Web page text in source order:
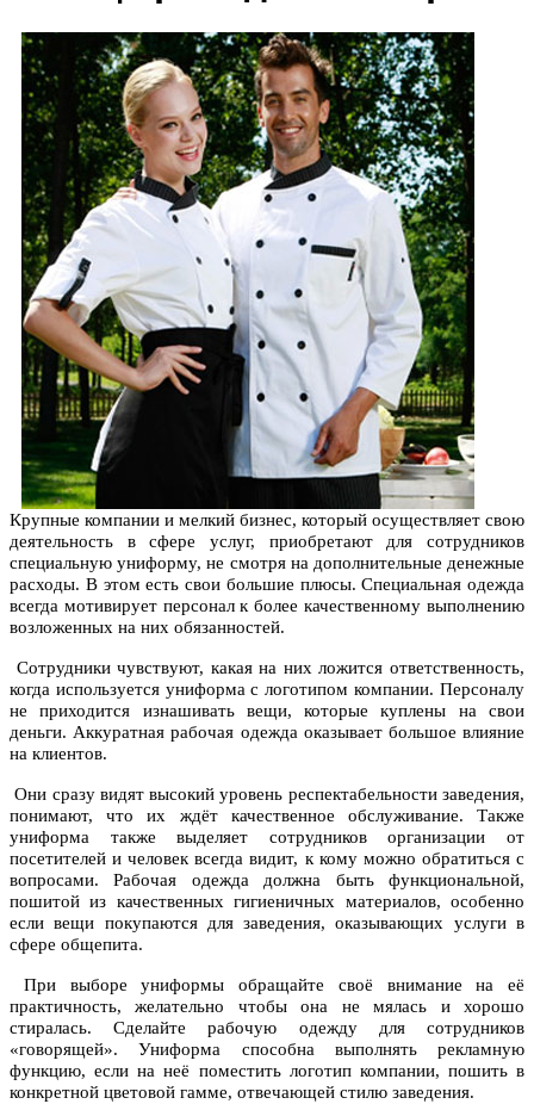
Крупные компании и мелкий бизнес, который осуществляет свою
деятельность в сфере услуг, приобретают для сотрудников
специальную униформу, не смотря на дополнительные денежные
расходы. В этом есть свои большие плюсы. Специальная одежда
всегда мотивирует персонал к более качественному выполнению
возложенных на них обязанностей.
Сотрудники чувствуют, какая на них ложится ответственность,
когда используется униформа с логотипом компании. Персоналу
не приходится изнашивать вещи, которые куплены на свои
деньги. Аккуратная рабочая одежда оказывает большое влияние
на клиентов.
Они сразу видят высокий уровень респектабельности заведения,
понимают, что их ждёт качественное обслуживание. Также
униформа также выделяет сотрудников организации от
посетителей и человек всегда видит, к кому можно обратиться с
вопросами. Рабочая одежда должна быть функциональной,
пошитой из качественных гигиеничных материалов, особенно
если вещи покупаются для заведения, оказывающих услуги в
сфере общепита.
При выборе униформы обращайте своё внимание на её
практичность, желательно чтобы она не мялась и хорошо
стиралась. Сделайте рабочую одежду для сотрудников
«говорящей». Униформа способна выполнять рекламную
функцию, если на неё поместить логотип компании, пошить в
конкретной цветовой гамме, отвечающей стилю заведения.